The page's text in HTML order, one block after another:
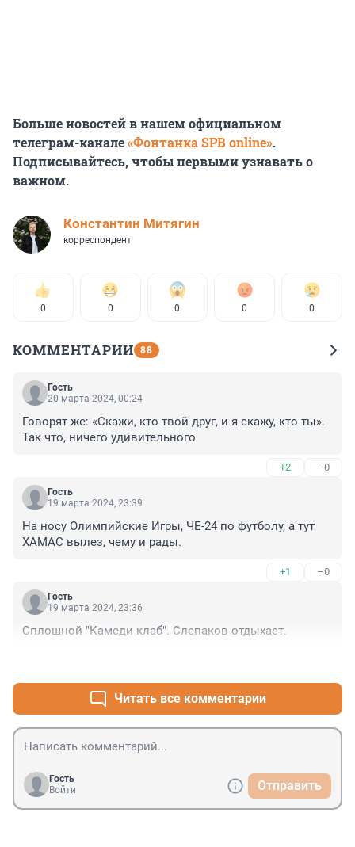
Больше новостей в нашем официальном
телеграм-канале«Фонтанка SPB online».
Подписывайтесь, чтобы первыми узнавать о
важном.
Константин Митягин
корреспондент
0 0 0 0 0
КОММЕНТАРИИ 88
Гость
20 марта 2024, 00:24
Говорят же: «Скажи, кто твой друг, и я скажу, кто ты».
Так что, ничего удивительного
+2 –0
Гость
19 марта 2024, 23:39
На носу Олимпийские Игры, ЧЕ-24 по футболу, а тут
ХАМАС вылез, чему и рады.
+1 –0
Гость
19 марта 2024, 23:36
Сплошной "Камеди клаб". Слепаков отдыхает.
Читать все комментарии
Гость
Войти
Отправить